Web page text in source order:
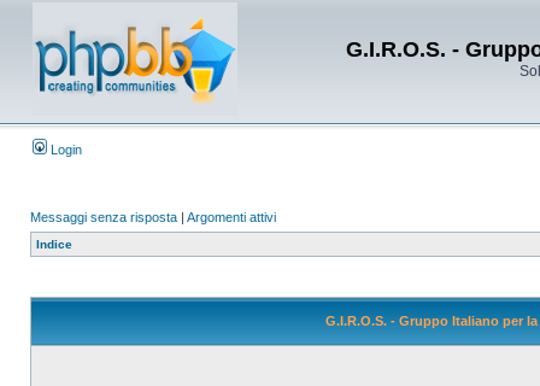
G.I.R.O.S. -
Login
Messaggi senza risposta | Argomenti attivi
Indice
G.I.R.O.S. - Gruppo Italiano per